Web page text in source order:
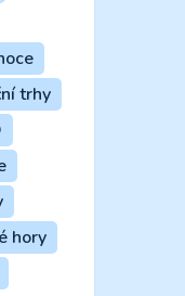
trhy
hory